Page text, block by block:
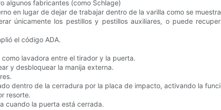
algunos fabricantes (como Schlage)
en lugar de dejar de trabajar dentro de la varilla como se
únicamente los pestillos y pestillos auxiliares, o puede
el código ADA.
lavadora entre el tirador y la puerta.
y desbloquear la manija externa.
dentro de la cerradura por la placa de impacto, activando la
resorte.
cuando la puerta está cerrada.